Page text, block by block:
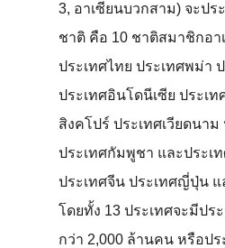
3, อาเซียนบวกสาม) จะป
ชาติ คือ 10 ชาติสมาชิกอา
ประเทศไทย ประเทศพม่า
ประเทศอินโดนีเซีย ประเ
สิงคโปร์ ประเทศเวียดนาม
ประเทศกัมพูชา และประเ
ประเทศจีน ประเทศญี่ปุ่น แ
โดยทั้ง 13 ประเทศจะมีปร
กว่า 2,000 ล้านคน หรือป